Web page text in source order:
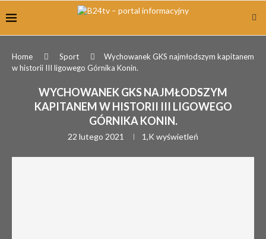
Home Sport
Wychowanek GKS najmłodszym kapitanem
w historii III ligowego Górnika Konin.
WYCHOWANEK GKS NAJMŁODSZYM
KAPITANEM W HISTORII III LIGOWEGO
GÓRNIKA KONIN.
22 lutego 2021 1,K wyświetleń